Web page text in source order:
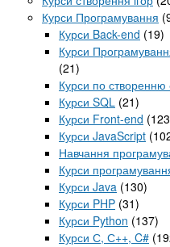
Курси Програмування
Курси Back-end (19)
Курси
(21)
Курси по створенню
Курси SQL (21)
Курси Front-end
Курси JavaScript
Навчання
Курси
Курси Java (130)
Курси PHP (31)
Курси Python (137)
Курси С, С++, C#